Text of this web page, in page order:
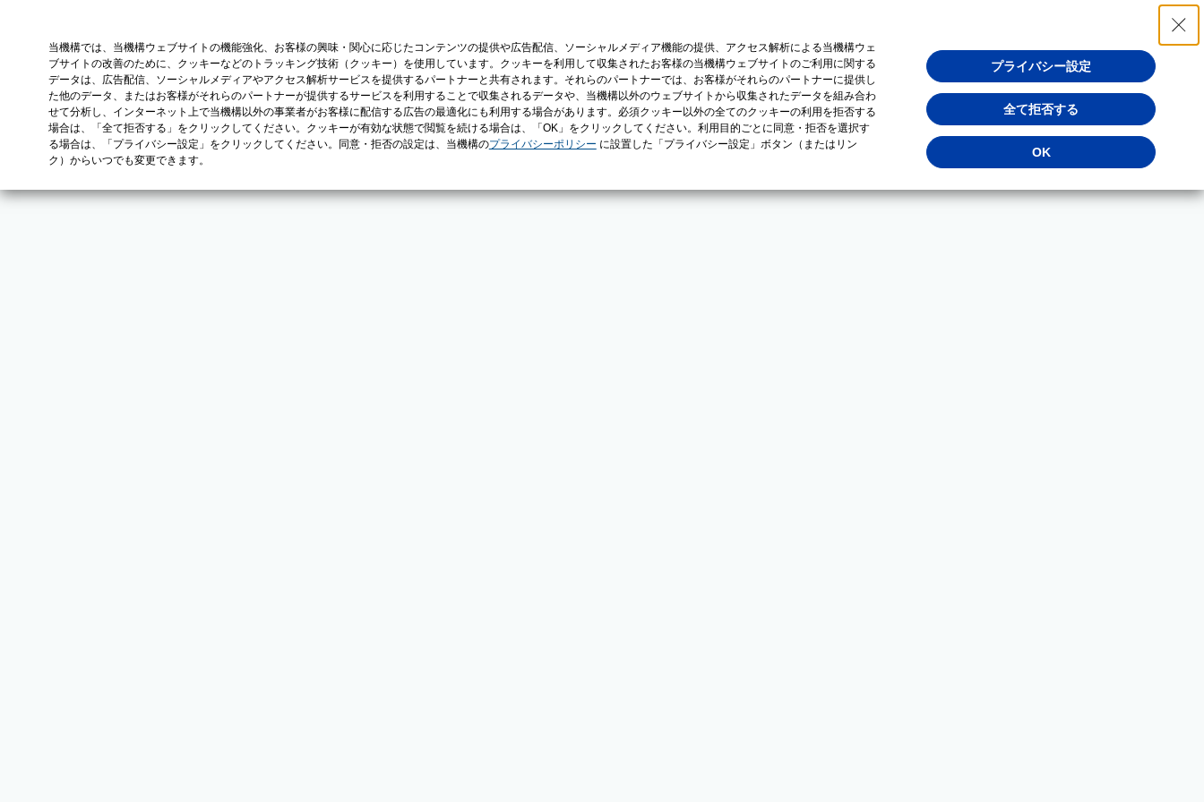
当機構では、当機構ウェブサイトの機能強化、お客様の興味・関心に応じたコンテンツの提供や広告配信、ソーシャルメディア機能の提供、アクセス解析による当機構ウェ
ブサイトの改善のために、クッキーなどのトラッキング技術（クッキー）を使用しています。クッキーを利用して収集されたお客様の当機構ウェブサイトのご利用に関する
データは、広告配信、ソーシャルメディアやアクセス解析サービスを提供するパートナーと共有されます。それらのパートナーでは、お客様がそれらのパートナーに提供し
た他のデータ、またはお客様がそれらのパートナーが提供するサービスを利用することで収集されるデータや、当機構以外のウェブサイトから収集されたデータを組み合わ
せて分析し、インターネット上で当機構以外の事業者がお客様に配信する広告の最適化にも利用する場合があります。必須クッキー以外の全てのクッキーの利用を拒否する
場合は、「全て拒否する」をクリックしてください。クッキーが有効な状態で閲覧を続ける場合は、「OK」をクリックしてください。利用目的ごとに同意・拒否を選択す
る場合は、「プライバシー設定」をクリックしてください。同意・拒否の設定は、当機構のプライバシーポリシー に設置した「プライバシー設定」ボタン（またはリン
ク）からいつでも変更できます。
プライバシー設定
全て拒否する
OK